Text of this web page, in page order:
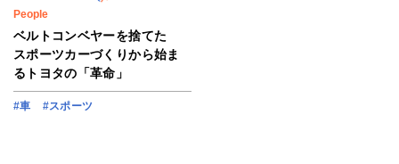
People
ベルトコンベヤーを捨てた
スポーツカーづくりから始ま
るトヨタの「革命」
#車 #スポーツ